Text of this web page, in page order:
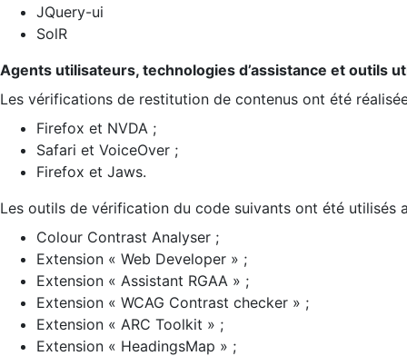
JQuery-ui
SolR
Agents utilisateurs, technologies d’assistance et outils
Les vérifications de restitution de contenus ont été
Firefox et NVDA ;
Safari et VoiceOver ;
Firefox et Jaws.
Les outils de vérification du code suivants ont été utilisés
Colour Contrast Analyser ;
Extension « Web Developer » ;
Extension « Assistant RGAA » ;
Extension « WCAG Contrast checker » ;
Extension « ARC Toolkit » ;
Extension « HeadingsMap » ;